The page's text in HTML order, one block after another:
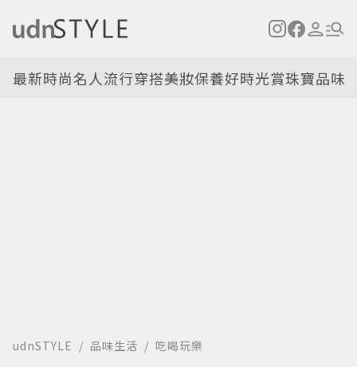
最新時尚名人流行穿搭美妝保養好時光賞珠寶品味
udnSTYLE 品味生活 吃喝玩樂